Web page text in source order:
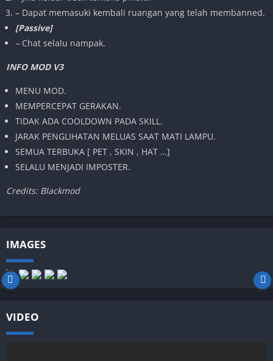
– Dapat memasuki kembali ruangan yang telah membanned.
[Passive]
– Chat selalu nampak.
INFO MOD V3
MENU MOD.
MEMPERCEPAT GERAKAN.
TIDAK ADA COOLDOWN PADA SKILL.
JARAK PENGLIHATAN MELUAS SAAT MATI LAMPU.
SEMUA TERBUKA [ PET , SKIN , HAT …]
SELALU MENJADI IMPOSTER.
Credits: Blackmod
IMAGES
VIDEO